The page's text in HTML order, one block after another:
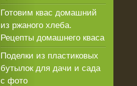
Готовим квас домашний
из ржаного хлеба.
Рецепты домашнего кваса
Поделки из пластиковых
бутылок для дачи и сада
с фото